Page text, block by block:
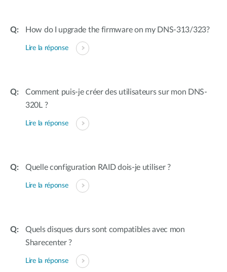
How do I upgrade the firmware on my DNS-313/323?
Lire la réponse
Comment puis-je créer des utilisateurs sur mon DNS-
320L ?
Lire la réponse
Quelle configuration RAID dois-je utiliser ?
Lire la réponse
Quels disques durs sont compatibles avec mon
Sharecenter ?
Lire la réponse